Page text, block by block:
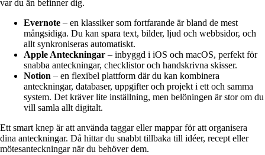
var du än befinner dig.
Evernote – en klassiker som fortfarande är bland de mest
mångsidiga. Du kan spara text, bilder, ljud och webbsidor, och
allt synkroniseras automatiskt.
Apple Anteckningar – inbyggd i iOS och macOS, perfekt för
snabba anteckningar, checklistor och handskrivna skisser.
Notion – en flexibel plattform där du kan kombinera
anteckningar, databaser, uppgifter och projekt i ett och samma
system. Det kräver lite inställning, men belöningen är stor om du
vill samla allt digitalt.
Ett smart knep är att använda taggar eller mappar för att organisera
dina anteckningar. Då hittar du snabbt tillbaka till idéer, recept eller
mötesanteckningar när du behöver dem.